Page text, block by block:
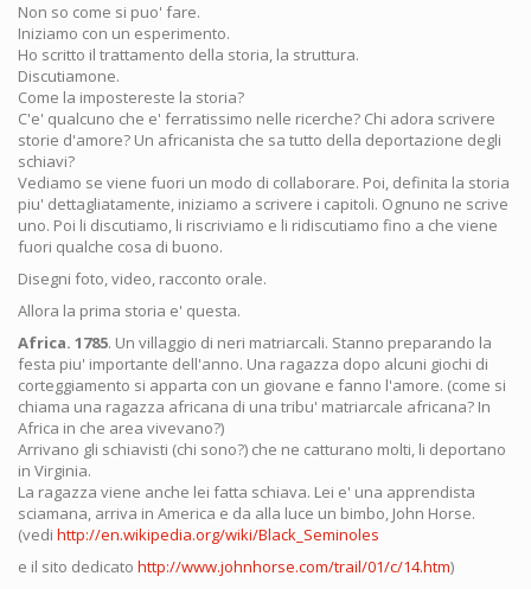
Non so come si puo' fare.
Iniziamo con un esperimento.
Ho scritto il trattamento della storia, la struttura.
Discutiamone.
Come la impostereste la storia?
C'e' qualcuno che e' ferratissimo nelle ricerche? Chi adora scrivere
storie d'amore? Un africanista che sa tutto della deportazione degli
schiavi?
Vediamo se viene fuori un modo di collaborare. Poi, definita la storia
piu' dettagliatamente, iniziamo a scrivere i capitoli. Ognuno ne scrive
uno. Poi li discutiamo, li riscriviamo e li ridiscutiamo fino a che viene
fuori qualche cosa di buono.
Disegni foto, video, racconto orale.
Allora la prima storia e' questa.
Africa. 1785. Un villaggio di neri matriarcali. Stanno preparando la
festa piu' importante dell'anno. Una ragazza dopo alcuni giochi di
corteggiamento si apparta con un giovane e fanno l'amore. (come si
chiama una ragazza africana di una tribu' matriarcale africana? In
Africa in che area vivevano?)
Arrivano gli schiavisti (chi sono?) che ne catturano molti, li deportano
in Virginia.
La ragazza viene anche lei fatta schiava. Lei e' una apprendista
sciamana, arriva in America e da alla luce un bimbo, John Horse.
(vedi http://en.wikipedia.org/wiki/Black_Seminoles
e il sito dedicato http://www.johnhorse.com/trail/01/c/14.htm)